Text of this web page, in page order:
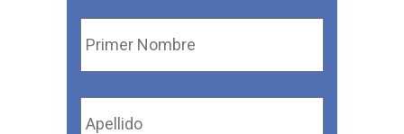
Primer
Nombre
*
Apellido *